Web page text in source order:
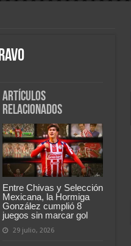
Artículos
relacionados
Entre Chivas y Selección
Mexicana, la Hormiga
González cumplió 8
juegos sin marcar gol
29 julio, 2026